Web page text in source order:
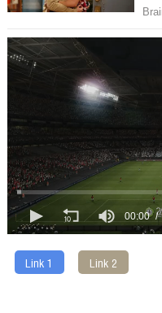
00:00
Link 1 Link 2